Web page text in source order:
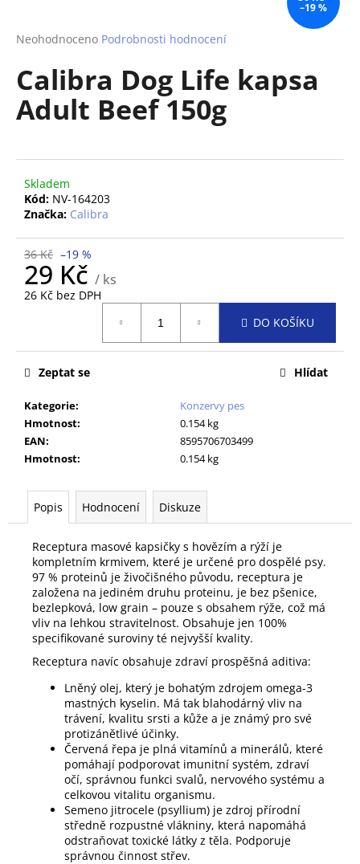
Průměrné
produktu
je
0,0
z
Neohodnoceno Podrobnosti hodnocení
Calibra Dog Life kapsa
Adult Beef 150g
Skladem
Kód: NV-164203
Značka: Calibra
36 Kč –19 %
29 Kč / ks
26 Kč bez DPH
DO KOŠÍKU
Kategorie:
Konzervy pes
Hmotnost:
0.154 kg
EAN:
8595706703499
Hmotnost: 0.154 kg
Zeptat se Hlídat
–19 %
Popis Hodnocení Diskuze
Receptura masové kapsičky s hovězím a rýží je
kompletním krmivem, které je určené pro dospělé psy.
97 % proteinů je živočišného původu, receptura je
založena na jediném druhu proteinu, je bez pšenice,
bezlepková, low grain – pouze s obsahem rýže, což má
vliv na lehkou stravitelnost. Obsahuje jen 100%
specifikované suroviny té nejvyšší kvality.
Receptura navíc obsahuje zdraví prospěšná aditiva:
Lněný olej, který je bohatým zdrojem omega-3
mastných kyselin. Má tak blahodárný vliv na
trávení, kvalitu srsti a kůže a je známý pro své
protizánětlivé účinky.
Červená řepa je plná vitamínů a minerálů, které
pomáhají podporovat imunitní systém, zdraví
očí, správnou funkci svalů, nervového systému a
celkovou vitalitu organismu.
Semeno jitrocele (psyllium) je zdroj přírodní
středně rozpustné vlákniny, která napomáhá
odstraňovat toxické látky z těla. Podporuje
správnou činnost střev.
j
t
?
D
p
u
e
m
e
60X90CM
MY
FRIEND
BAL
10KS